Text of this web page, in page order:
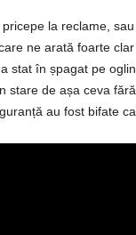
la reclame,
ne arată foarte
stat în șpagat pe
de așa ceva
au fost bifate